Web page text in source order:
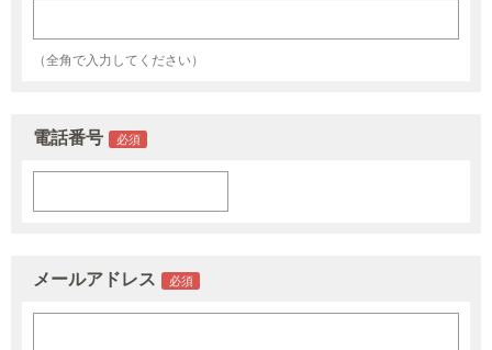
（全角で入力してください）
電話番号
メールアドレス